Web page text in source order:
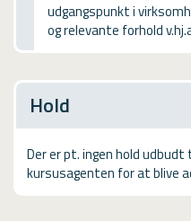
USMA
Videoguides
udgangspunkt i
og relevante forhold
Hold
Der er pt. ingen hold
kursusagenten for at blive